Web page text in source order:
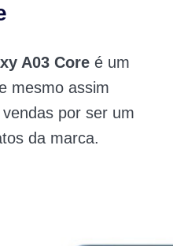
A03 Core é um
mesmo assim
por ser um
da marca.